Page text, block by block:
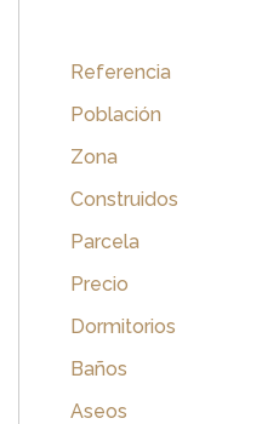
Referencia
Población
Zona
Construidos
Parcela
Precio
Dormitorios
Baños
Aseos